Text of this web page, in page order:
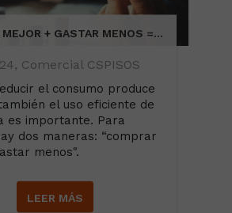
COMPRAR MEJOR + GASTAR MENOS = AHORRO DE ENERGÍA
Comercial CSPISOS
el consumo produce
el uso eficiente de
es importante. Para
dos maneras: “comprar
menos".
LEER MÁS